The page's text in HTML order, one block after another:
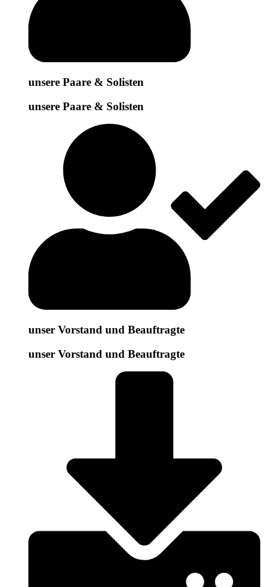
unsere Paare & Solisten
unsere Paare & Solisten
unser Vorstand und Beauftragte
unser Vorstand und Beauftragte